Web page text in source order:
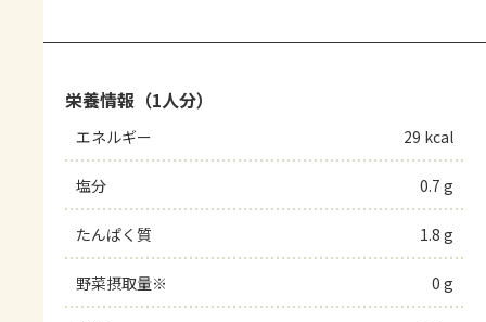
栄養情報（1人分）
エネルギー 29 kcal
塩分 0.7 g
たんぱく質 1.8 g
野菜摂取量※ 0 g